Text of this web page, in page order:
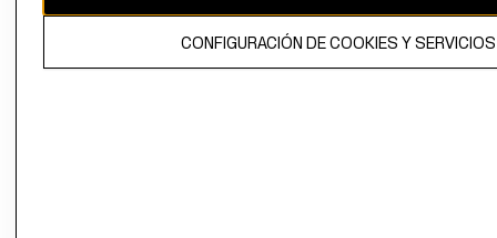
CONFIGURACIÓN DE COOKIES Y SERVICIOS